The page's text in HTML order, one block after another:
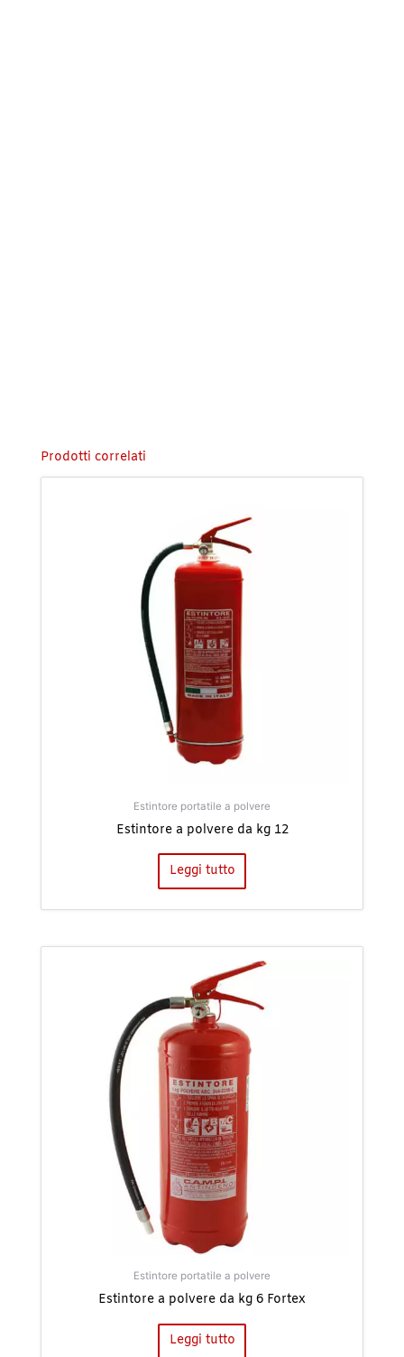
Prodotti correlati
Estintore portatile a polvere
Estintore a polvere da kg 12
Leggi tutto
Estintore portatile a polvere
Estintore a polvere da kg 6 Fortex
Leggi tutto